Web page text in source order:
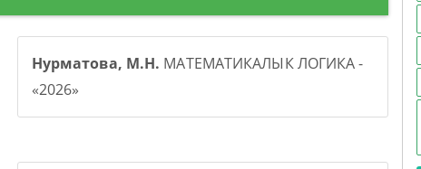
Нурматова, М.Н. МАТЕМАТИКАЛЫК ЛОГИКА -
«2026»